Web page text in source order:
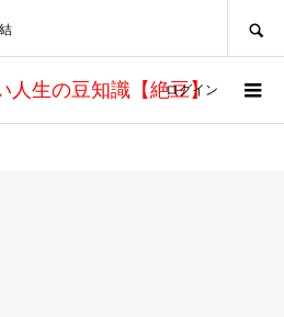
人生の豆知識【絶豆】
ログイン